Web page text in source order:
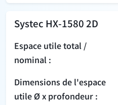
Systec HX-1580 2D
Espace utile total /
nominal :
Dimensions de l'espace
utile Ø x profondeur :